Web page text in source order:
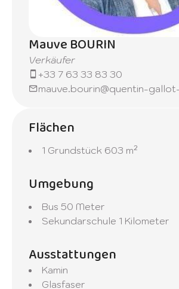
Mauve BOURIN
Verkäufer
+33 7 63 33 83 30
mauve.bourin@quentin-
Flächen
1 Grundstück 603 m²
Umgebung
Bus 50 Meter
Sekundarschule 1 Kilometer
Ausstattungen
Kamin
Glasfaser